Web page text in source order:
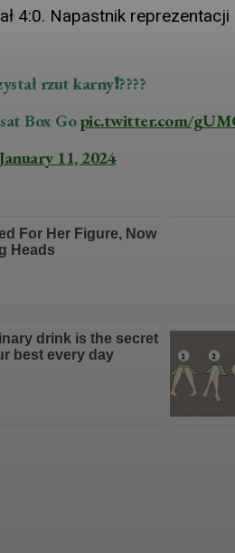
4:0. Napastnik
rzut karny❗????
Box Gopic.twitter.com/
January 11, 2024